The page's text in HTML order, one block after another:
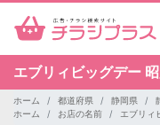
エブリィビッグデー
ホーム 都道府県 静岡県
ホーム
お店の名前 エブリィ